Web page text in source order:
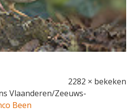
2282 × bekeken
Vlaanderen/Zeeuws-
Been